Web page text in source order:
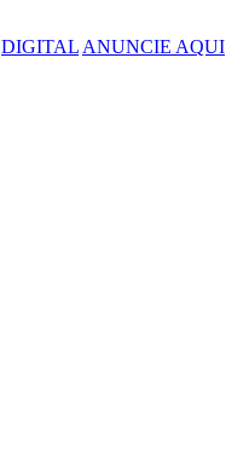
DIGITAL ANUNCIE AQUI